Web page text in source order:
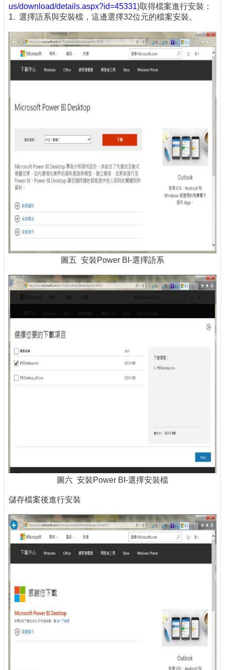
us/download/details.aspx?id=45331)取得檔案進行安裝：
1. 選擇語系與安裝檔，這邊選擇32位元的檔案安裝。
圖五 安裝Power BI-選擇語系
圖六 安裝Power BI-選擇安裝檔
儲存檔案後進行安裝